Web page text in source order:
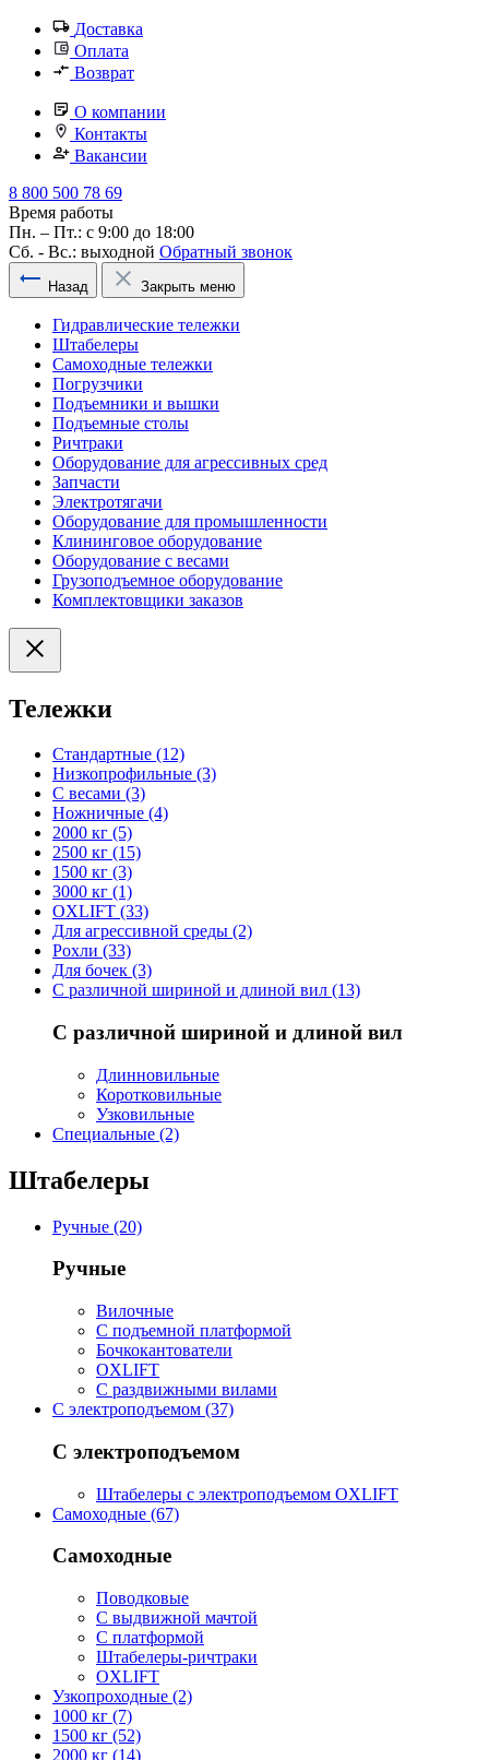
Доставка
Оплата
Возврат
О компании
Контакты
Вакансии
8 800 500 78 69
Время работы
Пн. – Пт.: с 9:00 до 18:00
Сб. - Вс.: выходной Обратный звонок
Назад Закрыть меню
Гидравлические тележки
Штабелеры
Самоходные тележки
Погрузчики
Подъемники и вышки
Подъемные столы
Ричтраки
Оборудование для агрессивных сред
Запчасти
Электротягачи
Оборудование для промышленности
Клининговое оборудование
Оборудование с весами
Грузоподъемное оборудование
Комплектовщики заказов
Тележки
Стандартные (12)
Низкопрофильные (3)
С весами (3)
Ножничные (4)
2000 кг (5)
2500 кг (15)
1500 кг (3)
3000 кг (1)
OXLIFT (33)
Для агрессивной среды (2)
Рохли (33)
Для бочек (3)
С различной шириной и длиной вил (13)
С различной шириной и длиной вил
Длинновильные
Коротковильные
Узковильные
Cпециальные (2)
Штабелеры
Ручные (20)
Ручные
Вилочные
С подъемной платформой
Бочкокантователи
OXLIFT
С раздвижными вилами
С электроподъемом (37)
С электроподъемом
Штабелеры с электроподъемом OXLIFT
Самоходные (67)
Самоходные
Поводковые
С выдвижной мачтой
С платформой
Штабелеры-ричтраки
OXLIFT
Узкопроходные (2)
1000 кг (7)
1500 кг (52)
2000 кг (14)